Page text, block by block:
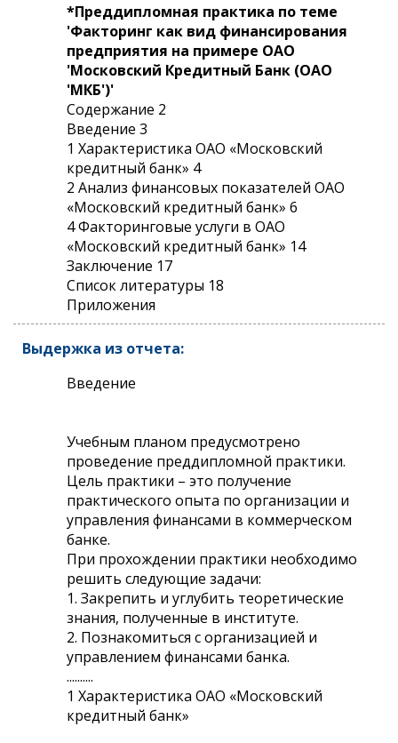
*Преддипломная практика по теме
'Факторинг как вид финансирования
предприятия на примере ОАО
'Московский Кредитный Банк (ОАО
'МКБ')'
Содержание 2
Введение 3
1 Характеристика ОАО «Московский
кредитный банк» 4
2 Анализ финансовых показателей ОАО
«Московский кредитный банк» 6
4 Факторинговые услуги в ОАО
«Московский кредитный банк» 14
Заключение 17
Список литературы 18
Приложения
Выдержка из отчета:
Введение
Учебным планом предусмотрено
проведение преддипломной практики.
Цель практики – это получение
практического опыта по организации и
управления финансами в коммерческом
банке.
При прохождении практики необходимо
решить следующие задачи:
1. Закрепить и углубить теоретические
знания, полученные в институте.
2. Познакомиться с организацией и
управлением финансами банка.
..........
1 Характеристика ОАО «Московский
кредитный банк»